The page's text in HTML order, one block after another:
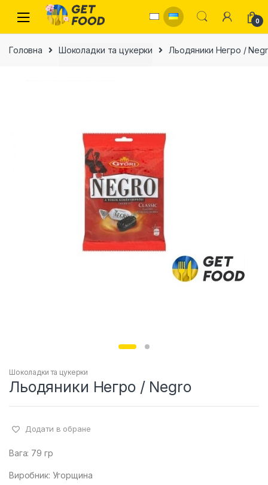
Skip to navigation
Skip to content
0
Головна Шоколадки та цукерки Льодяники Негро /
Шоколадки та цукерки
Льодяники Негро / Negro
Додати в обране
Вага: 79 гр
Виробник: Угорщина